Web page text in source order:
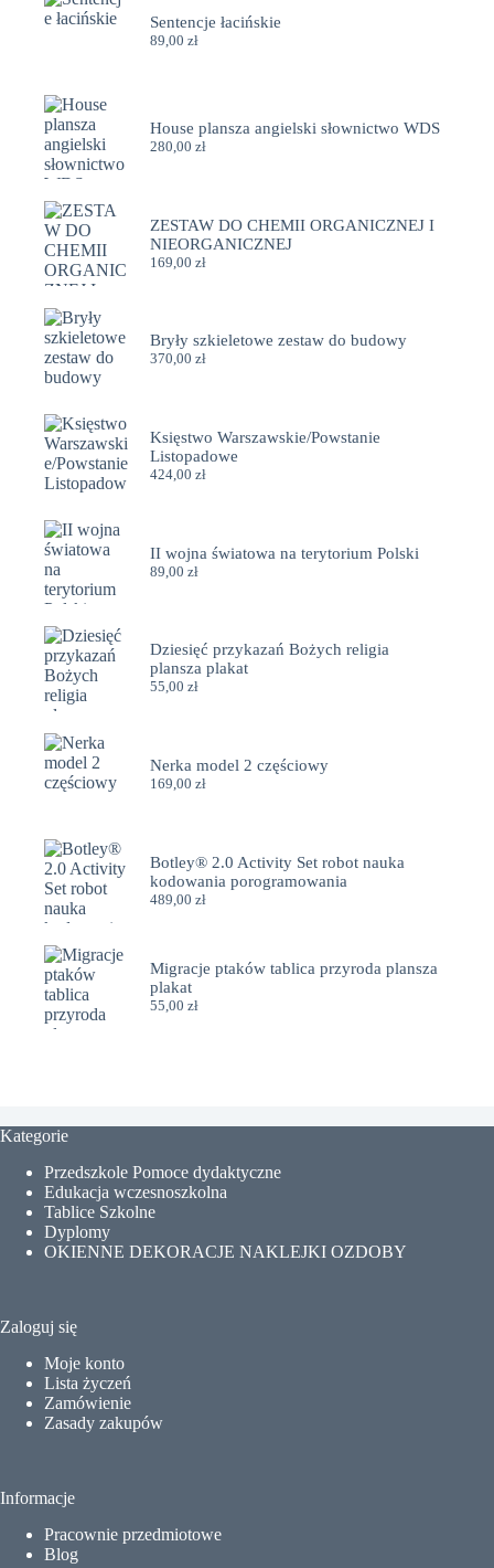
Sentencje łacińskie
89,00zł
House plansza angielski słownictwo WDS
280,00zł
ZESTAW DO CHEMII ORGANICZNEJ I
NIEORGANICZNEJ
169,00zł
Bryły szkieletowe zestaw do budowy
370,00zł
Księstwo Warszawskie/Powstanie
Listopadowe
424,00zł
II wojna światowa na terytorium Polski
89,00zł
Dziesięć przykazań Bożych religia
plansza plakat
55,00zł
Nerka model 2 częściowy
169,00zł
Botley® 2.0 Activity Set robot nauka
kodowania porogramowania
489,00zł
Migracje ptaków tablica przyroda plansza
plakat
55,00zł
Kategorie
Przedszkole Pomoce dydaktyczne
Edukacja wczesnoszkolna
Tablice Szkolne
Dyplomy
OKIENNE DEKORACJE NAKLEJKI OZDOBY
Zaloguj się
Moje konto
Lista życzeń
Zamówienie
Zasady zakupów
Informacje
Pracownie przedmiotowe
Blog